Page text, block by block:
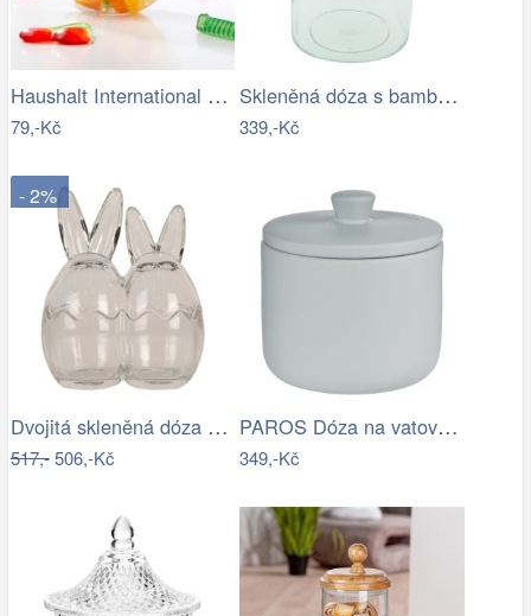
Haushalt International Skleněná dóza na…
79,-Kč
Skleněná dóza s bambusovým víkem - Ø14…
339,-Kč
- 2%
Dvojitá skleněná dóza s víkem ve tvaru…
517,-506,-Kč
PAROS Dóza na vatové tampony 300 ml -…
349,-Kč